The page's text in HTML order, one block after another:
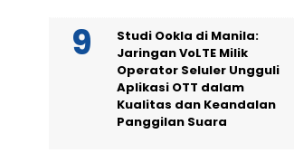
Studi Ookla di Manila:
Jaringan VoLTE Milik
Operator Seluler Ungguli
Aplikasi OTT dalam
Kualitas dan Keandalan
Panggilan Suara